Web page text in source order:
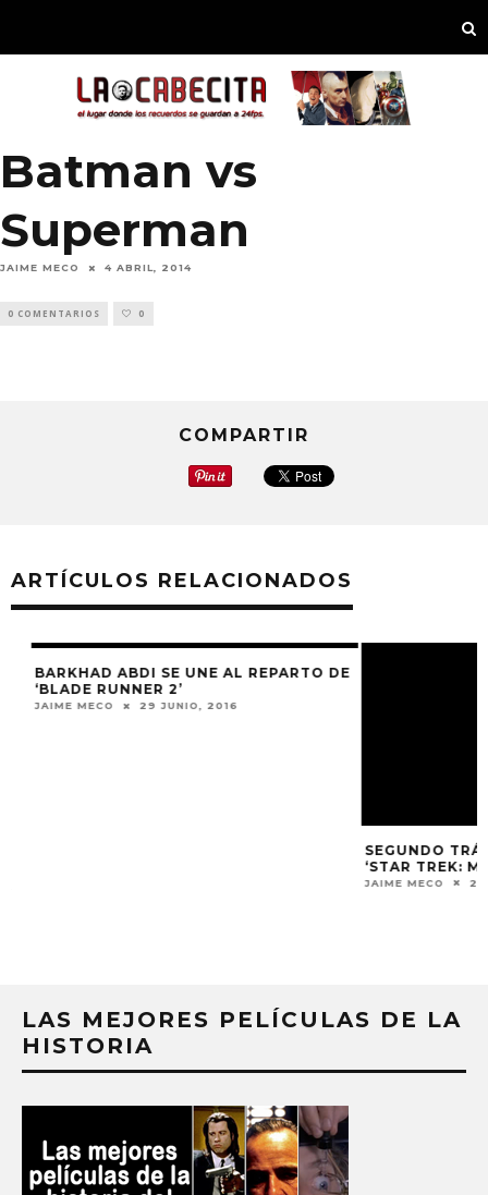
Batman vs
Superman
JAIME MECO 4 ABRIL, 2014
0 COMENTARIOS 0
COMPARTIR
ARTÍCULOS RELACIONADOS
BARKHAD ABDI SE UNE AL REPARTO DE
‘BLADE RUNNER 2’
JAIME MECO 29 JUNIO, 2016
SEGUNDO
‘STAR TREK: MÁS
JAIME MECO 25
LAS MEJORES PELÍCULAS DE LA
HISTORIA